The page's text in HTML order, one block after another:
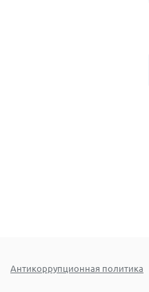
Антикоррупционная политика